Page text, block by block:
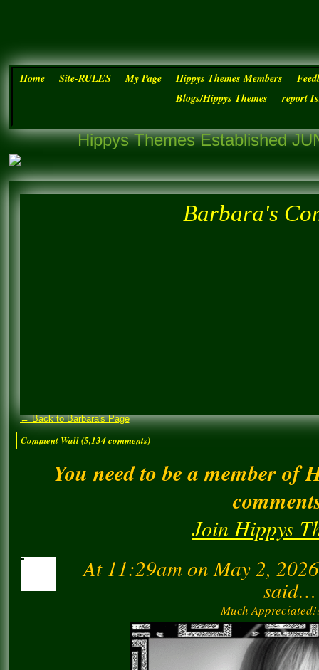
Home Site-RULES My Page Hippys Themes Members
Blogs/Hippys Themes
report
Hippys Themes Established
Barbara's
← Back to Barbara's Page
Comment Wall (5,134 comments)
You need to be a member of
Join Hippys
At 11:29am on May 2,
said…
Much